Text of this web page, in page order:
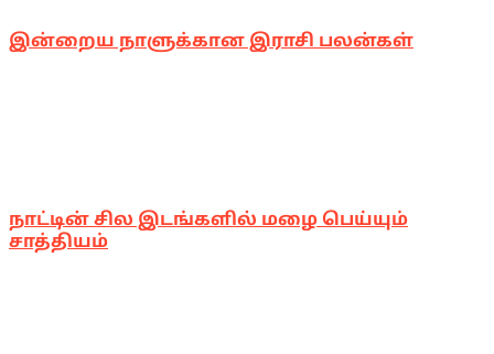
இன்றைய நாளுக்கான இராசி பலன்கள்
நாட்டின் சில இடங்களில் மழை பெய்யும்
சாத்தியம்